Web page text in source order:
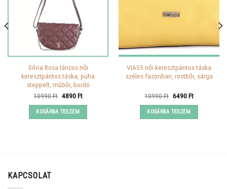
Silvia Rosa láncos női
keresztpántos táska, puha
steppelt, műbőr, bordó
10990Ft Original
was:
10990 Ft.
4890FtCurrent
KOSÁRBA TESZEM
VIA55 női keresztpántos táska
széles fazonban, rostbőr, sárga
10990Ft Original
was:
10990 Ft.
6490FtCurrent
KOSÁRBA TESZEM
KAPCSOLAT